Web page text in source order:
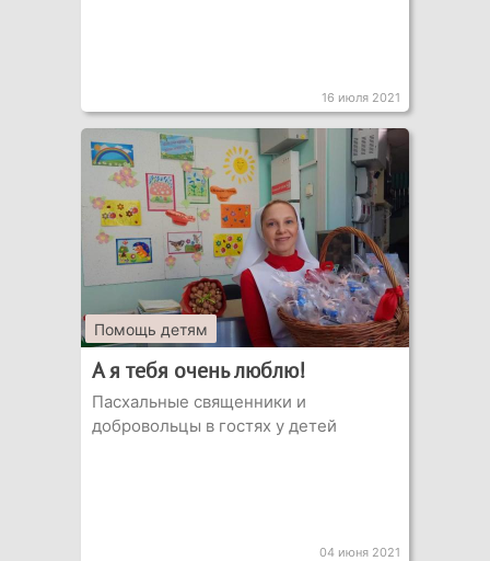
16 июля 2021
Помощь детям
А я тебя очень люблю!
Пасхальные священники и
добровольцы в гостях у детей
04 июня 2021